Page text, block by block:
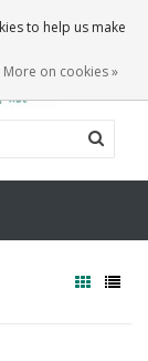
0 Articles
to help us make
More on cookies »